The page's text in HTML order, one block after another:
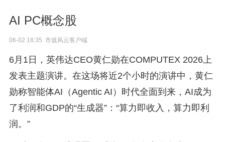
AI PC概念股
06-02 18:35 市值风云客户端
6月1日，英伟达CEO黄仁勋在COMPUTEX 2026上
发表主题演讲。在这场将近2个小时的演讲中，黄仁
勋称智能体AI（Agentic AI）时代全面到来，AI成为
了利润和GDP的“生成器”：“算力即收入，算力即利
润。”